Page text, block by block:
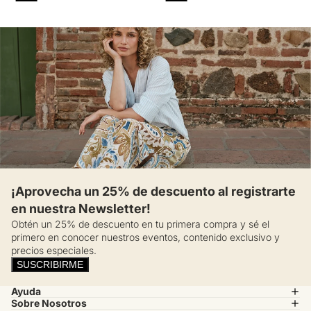
¡Aprovecha un 25% de descuento al registrarte
en nuestra Newsletter!
Obtén un 25% de descuento en tu primera compra y sé el
primero en conocer nuestros eventos, contenido exclusivo y
precios especiales.
SUSCRIBIRME
Ayuda
Sobre Nosotros